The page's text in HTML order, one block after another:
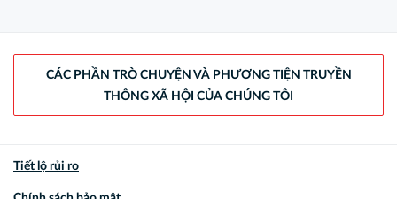
CÁC PHẦN TRÒ CHUYỆN VÀ PHƯƠNG TIỆN TRUYỀN
THÔNG XÃ HỘI CỦA CHÚNG TÔI
Tiết lộ rủi ro